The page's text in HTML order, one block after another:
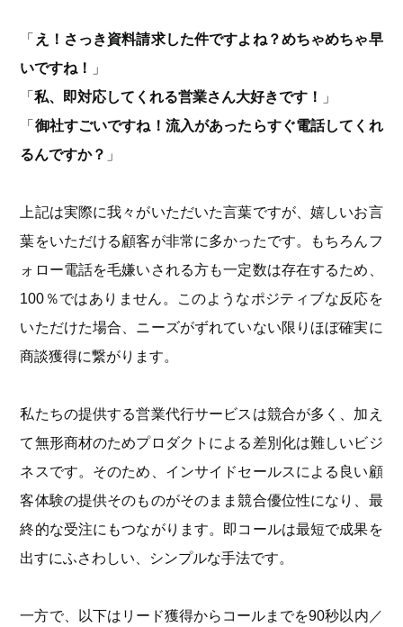
「 え！さっき資料請求した件ですよね？めちゃめちゃ早
いですね！
」
「私、即対応してくれる営業さん大好きです！
」
「 御社すごいですね！流入があったらすぐ電話してくれ
るんですか？ 」
上記は実際に我々がいただいた言葉ですが、嬉しいお言
葉をいただける顧客が非常に多かったです。もちろんフ
ォロー電話を毛嫌いされる方も一定数は存在するため、
100％ではありません。このようなポジティブな反応を
いただけた場合、ニーズがずれていない限りほぼ確実に
商談獲得に繋がります。
私たちの提供する営業代行サービスは競合が多く、加え
て無形商材のためプロダクトによる差別化は難しいビジ
ネスです。そのため、インサイドセールスによる良い顧
客体験の提供そのものがそのまま競合優位性になり、最
終的な受注にもつながります。即コールは最短で成果を
出すにふさわしい、シンプルな手法です。
一方で、以下はリード獲得からコールまでを90秒以内／